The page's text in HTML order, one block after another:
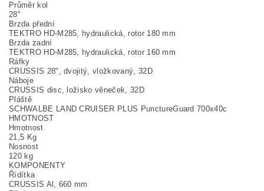
Průměr kol
28"
Brzda přední
TEKTRO HD-M285, hydraulická, rotor 180 mm
Brzda zadní
TEKTRO HD-M285, hydraulická, rotor 160 mm
Ráfky
CRUSSIS 28", dvojitý, vložkovaný, 32D
Náboje
CRUSSIS disc, ložisko věneček, 32D
Pláště
SCHWALBE LAND CRUISER PLUS PunctureGuard 700x40c
HMOTNOST
Hmotnost
21,5 Kg
Nosnost
120 kg
KOMPONENTY
Řídítka
CRUSSIS Al, 660 mm